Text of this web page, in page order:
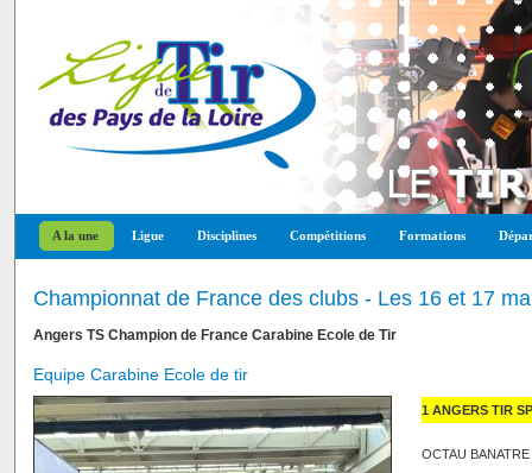
A la une Ligue Disciplines Compétitions Formations
Championnat de France des clubs - Les 16 et 17
Angers TS Champion de France Carabine Ecole de Tir
Equipe Carabine Ecole de tir
1 ANGERS TIR
OCTAU